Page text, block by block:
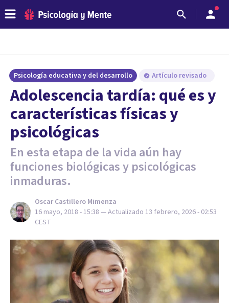
Psicología educativa y del desarrollo Artículo revisado
Adolescencia tardía: qué es y
características físicas y
psicológicas
En esta etapa de la vida aún hay
funciones biológicas y psicológicas
inmaduras.
Oscar Castillero Mimenza
16 mayo, 2018 - 15:38 — Actualizado 13 febrero, 2026 - 02:53
CEST